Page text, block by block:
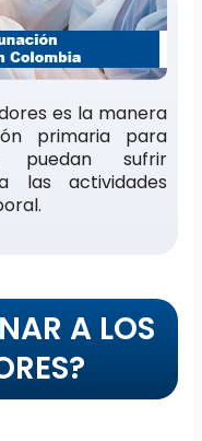
es la manera
primaria para
puedan sufrir
las actividades
A LOS